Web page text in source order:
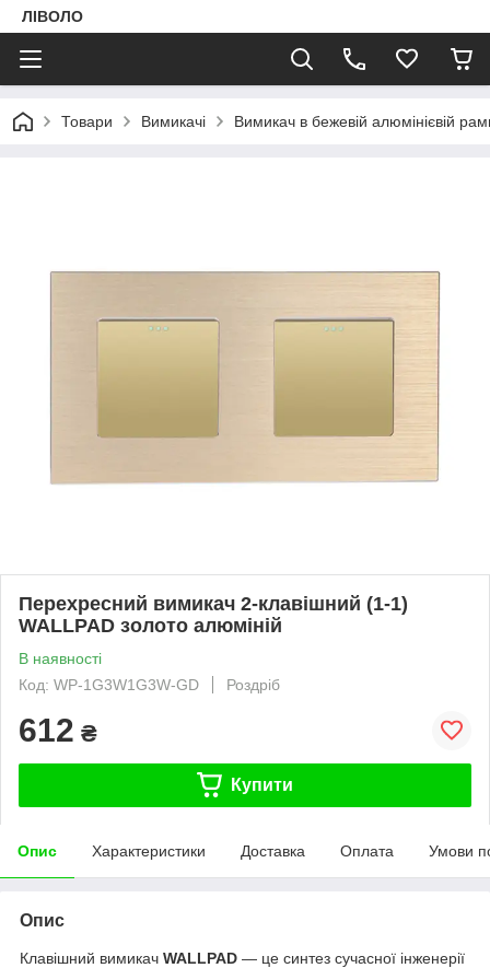
ЛІВОЛО
Товари Вимикачі Вимикач в бежевій алюмінієвій
Перехресний вимикач 2-клавішний (1-1)
WALLPAD золото алюміній
В наявності
Код: WP-1G3W1G3W-GD
Роздріб
612 ₴
Купити
Опис Характеристики Доставка Оплата Умови
Опис
Клавішний вимикач WALLPAD — це синтез сучасної інженерії